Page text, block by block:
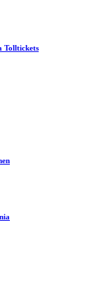
Tolltickets